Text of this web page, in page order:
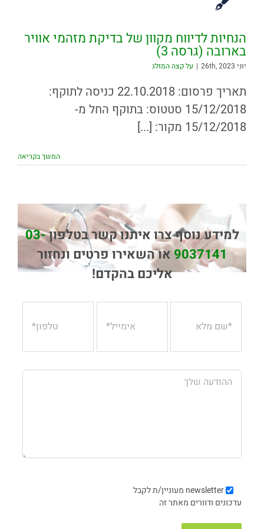
הנחיות לדיווח מקוון של בדיקת מזהמי אוויר
בארובה (גרסה 3)
יוני 26th, 2023 | על קצה המזלג
תאריך פרסום: 22.10.2018 כניסה לתוקף:
15/12/2018 סטטוס: בתוקף החל מ-
15/12/2018 מקור: [...]
המשך בקריאה
למידע נוסף צרו איתנו קשר בטלפון03-
9037141או השאירו פרטים ונחזור
אליכם בהקדם!
newsletter מעוניין/ת לקבל
עדכונים ודוורים מאתר זה